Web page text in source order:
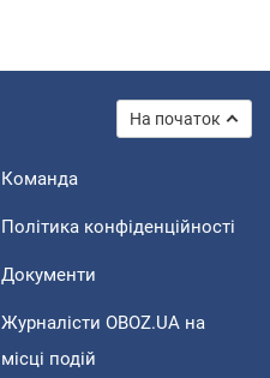
На початок
Команда
Політика конфіденційності
Документи
Журналісти OBOZ.UA на
місці подій